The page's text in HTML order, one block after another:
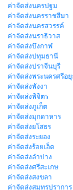
ค่าจัดส่งนครปฐม
ค่าจัดส่งนครราชสีมา
ค่าจัดส่งนครสวรรค์
ค่าจัดส่งนราธิวาส
ค่าจัดส่งบึงกาฬ
ค่าจัดส่งปทุมธานี
ค่าจัดส่งปราจีนบุรี
ค่าจัดส่งพระนครศรีอยุ
ค่าจัดส่งพังงา
ค่าจัดส่งพิจิตร
ค่าจัดส่งภูเก็ต
ค่าจัดส่งมุกดาหาร
ค่าจัดส่งยโสธร
ค่าจัดส่งระยอง
ค่าจัดส่งร้อยเอ็ด
ค่าจัดส่งลำปาง
ค่าจัดส่งศรีสะเกษ
ค่าจัดส่งสงขลา
ค่าจัดส่งสมุทรปราการ